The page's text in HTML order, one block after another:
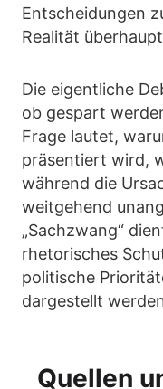
Entscheidungen
Realität
Die eigentliche
ob gespart
Frage lautet,
präsentiert wird,
während die
weitgehend
„Sachzwang“
rhetorisches
politische
dargestellt
Quellen